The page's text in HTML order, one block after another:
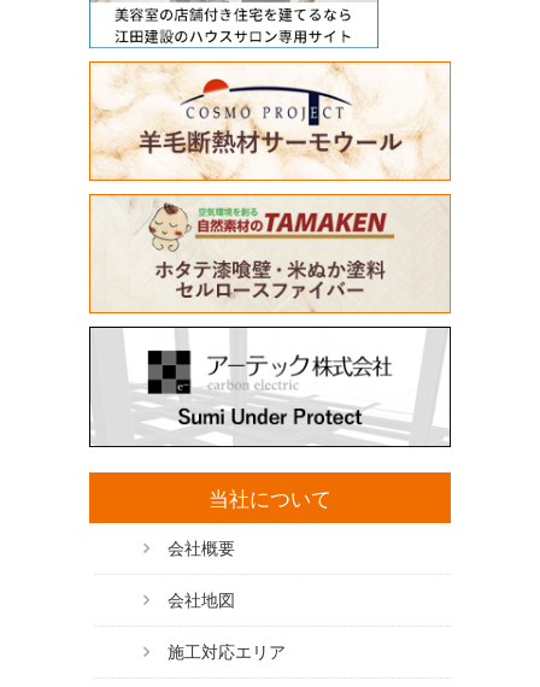
当社について
会社概要
会社地図
施工対応エリア